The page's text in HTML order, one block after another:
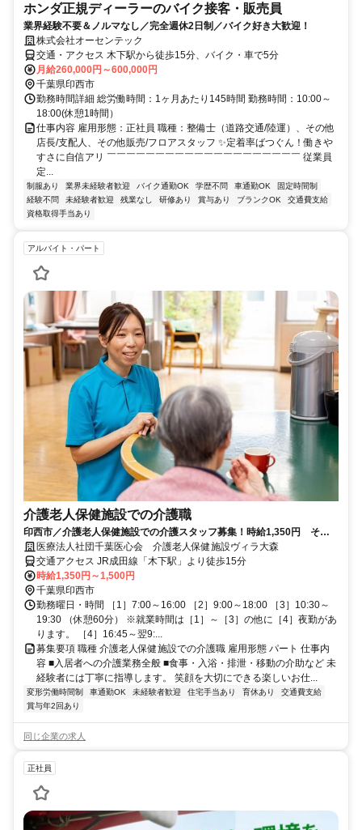
ホンダ正規ディーラーのバイク接客・販売員
業界経験不要＆ノルマなし／完全週休2日制／バイク好き大歓迎！
株式会社オーセンテック
交通・アクセス 木下駅から徒歩15分、バイク・車で5分
月給260,000円～600,000円
千葉県印西市
勤務時間詳細 総労働時間：1ヶ月あたり145時間 勤務時間：10:00～
18:00(休憩1時間）
仕事内容 雇用形態：正社員 職種：整備士（道路交通/陸運）、その他
店長/支配人、その他販売/フロアスタッフ ✨定着率ばつぐん！働きや
すさに自信アリ ￣￣￣￣￣￣￣￣￣￣￣￣￣￣￣￣￣￣￣￣ 従業員
定...
制服あり 業界未経験者歓迎 バイク通勤OK 学歴不問 車通勤OK
固定時間制
経験不問
未経験者歓迎 残業なし 研修あり 賞与あり ブランクOK
交通費支給
資格取得手当あり
アルバイト・パート
介護老人保健施設での介護職
印西市／介護老人保健施設での介護スタッフ募集！時給1,350円 その
他手当も別途支給 週3日～OK!
医療法人社団千葉医心会 介護老人保健施設ヴィラ大森
交通アクセス JR成田線「木下駅」より徒歩15分
時給1,350円～1,500円
千葉県印西市
勤務曜日・時間 ［1］7:00～16:00 ［2］9:00～18:00 ［3］10:30～
19:30 （休憩60分） ※就業時間は［1］～［3］の他に［4］夜勤があ
ります。 ［4］16:45～翌9:...
募集要項 職種 介護老人保健施設での介護職 雇用形態 パート 仕事内
容 ■入居者への介護業務全般 ■食事・入浴・排泄・移動の介助など 未
経験者には丁寧に指導します。 笑顔を大切にできる楽しいお仕...
変形労働時間制 車通勤OK 未経験者歓迎 住宅手当あり 育休あり
交通費支給
賞与年2回あり
同じ企業の求人
正社員